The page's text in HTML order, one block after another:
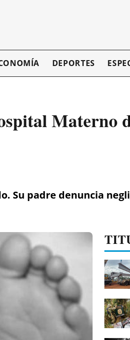
DEPORTES
Materno
Su padre denuncia